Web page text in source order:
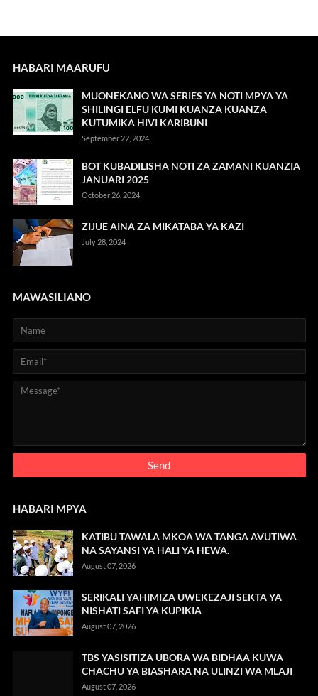
HABARI MAARUFU
MUONEKANO WA SERIES YA NOTI MPYA YA
SHILINGI ELFU KUMI KUANZA KUANZA
KUTUMIKA HIVI KARIBUNI
September 22, 2024
BOT KUBADILISHA NOTI ZA ZAMANI KUANZIA
JANUARI 2025
October 26, 2024
ZIJUE AINA ZA MIKATABA YA KAZI
July 28, 2024
MAWASILIANO
HABARI MPYA
KATIBU TAWALA MKOA WA TANGA AVUTIWA
NA SAYANSI YA HALI YA HEWA.
August 07, 2026
SERIKALI YAHIMIZA UWEKEZAJI SEKTA YA
NISHATI SAFI YA KUPIKIA
August 07, 2026
TBS YASISITIZA UBORA WA BIDHAA KUWA
CHACHU YA BIASHARA NA ULINZI WA MLAJI
August 07, 2026